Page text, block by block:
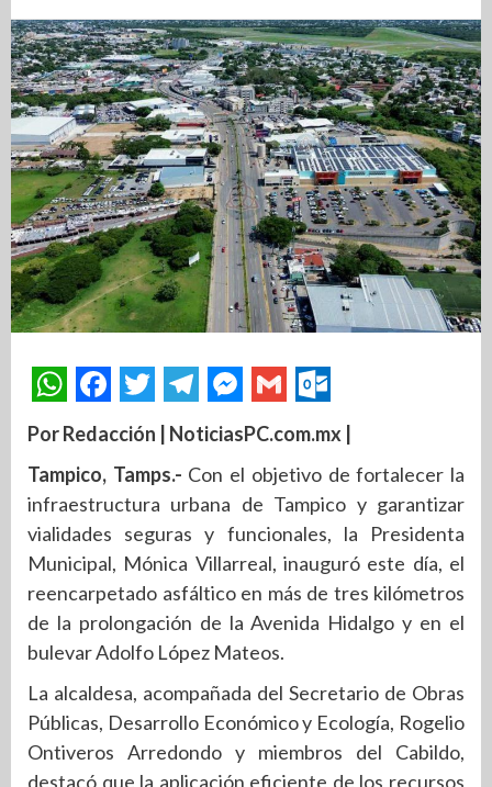
Por Redacción | NoticiasPC.com.mx |
Tampico, Tamps.- Con el objetivo de fortalecer la
infraestructura urbana de Tampico y garantizar
vialidades seguras y funcionales, la Presidenta
Municipal, Mónica Villarreal, inauguró este día, el
reencarpetado asfáltico en más de tres kilómetros
de la prolongación de la Avenida Hidalgo y en el
bulevar Adolfo López Mateos.
La alcaldesa, acompañada del Secretario de Obras
Públicas, Desarrollo Económico y Ecología, Rogelio
Ontiveros Arredondo y miembros del Cabildo,
destacó que la aplicación eficiente de los recursos